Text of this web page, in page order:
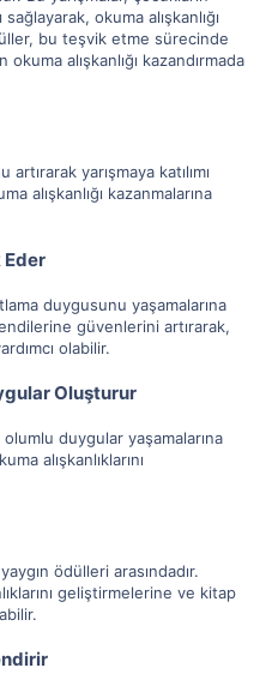
okuma alışkanlığı
bu teşvik etme sürecinde
alışkanlığı kazandırmada
yarışmaya katılımı
alışkanlığı kazanmalarına
Eder
duygusunu yaşamalarına
güvenlerini artırarak,
olabilir.
Oluşturur
duygular yaşamalarına
alışkanlıklarını
ödülleri arasındadır.
geliştirmelerine ve kitap